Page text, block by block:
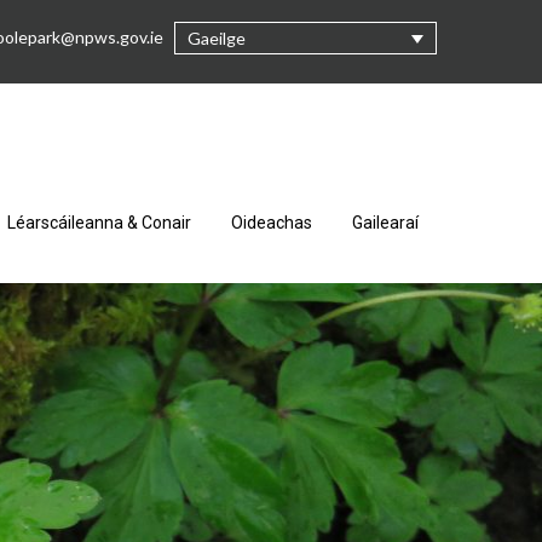
Gaeilge
Léarscáileanna & Conair Oideachas Gailearaí